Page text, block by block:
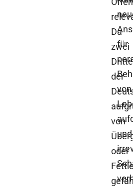
Da
zwei
der
von
oder
für
von
und